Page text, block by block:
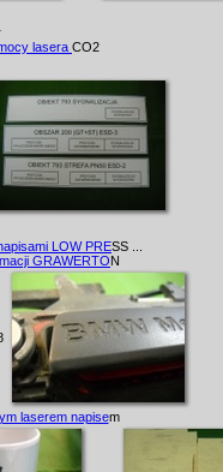
lasera CO2
LOW PRESS ...
GRAWERTON
laserem napisem